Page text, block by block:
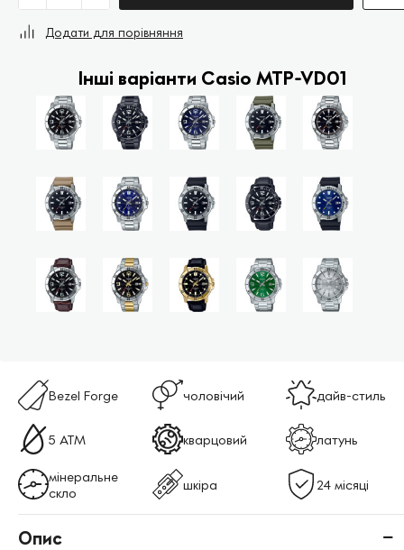
Додати для порівняння
Інші варіанти Casio MTP-VD01
Bezel Forge чоловічий дайв-стиль
5 ATM кварцовий латунь
мінеральне
скло
шкіра 24 місяці
Опис